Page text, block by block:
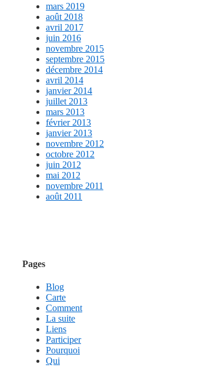
mars 2019
août 2018
avril 2017
juin 2016
novembre 2015
septembre 2015
décembre 2014
avril 2014
janvier 2014
juillet 2013
mars 2013
février 2013
janvier 2013
novembre 2012
octobre 2012
juin 2012
mai 2012
novembre 2011
août 2011
Pages
Blog
Carte
Comment
La suite
Liens
Participer
Pourquoi
Qui